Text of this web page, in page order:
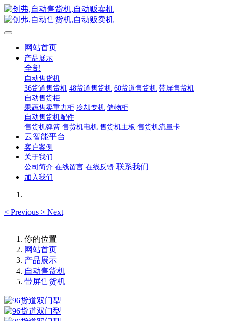
网站首页
产品展示
全部
自动售货机
36货道售货机 48货道售货机 60货道售货机 带屏售货机
自动售货柜
果蔬售卖重力柜 冷却专机 储物柜
自动售货机配件
售货机弹簧 售货机电机 售货机主板 售货机流量卡
云智能平台
客户案例
关于我们
公司简介 在线留言 在线反馈 联系我们
加入我们
< Previous > Next
你的位置
网站首页
产品展示
自动售货机
带屏售货机